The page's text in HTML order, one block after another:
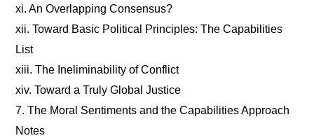
xi. An Overlapping Consensus?
xii. Toward Basic Political Principles: The Capabilities
List
xiii. The Ineliminability of Conflict
xiv. Toward a Truly Global Justice
7. The Moral Sentiments and the Capabilities Approach
Notes